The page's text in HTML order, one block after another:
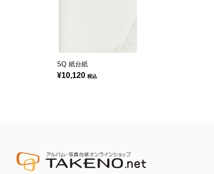
SQ 紙台紙
¥10,120 税込